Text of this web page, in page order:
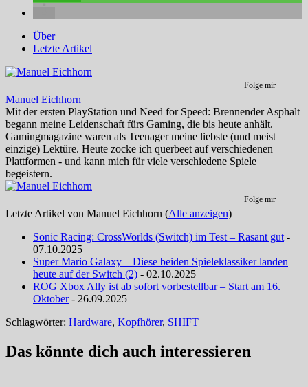
Über
Letzte Artikel
Folge mir
Manuel Eichhorn
Mit der ersten PlayStation und Need for Speed: Brennender Asphalt
begann meine Leidenschaft fürs Gaming, die bis heute anhält.
Gamingmagazine waren als Teenager meine liebste (und meist
einzige) Lektüre. Heute zocke ich querbeet auf verschiedenen
Plattformen - und kann mich für viele verschiedene Spiele
begeistern.
Folge mir
Letzte Artikel von Manuel Eichhorn (Alle anzeigen)
Sonic Racing: CrossWorlds (Switch) im Test – Rasant gut -
07.10.2025
Super Mario Galaxy – Diese beiden Spieleklassiker landen
heute auf der Switch (2) - 02.10.2025
ROG Xbox Ally ist ab sofort vorbestellbar – Start am 16.
Oktober- 26.09.2025
Schlagwörter: Hardware, Kopfhörer, SHIFT
Das könnte dich auch interessieren